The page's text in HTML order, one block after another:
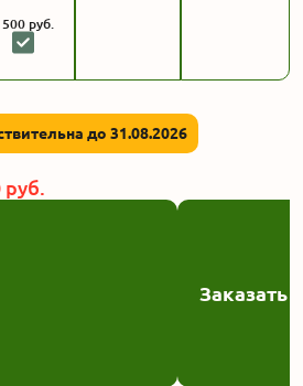
500 руб.
до 31.08.2026
руб.
Заказать